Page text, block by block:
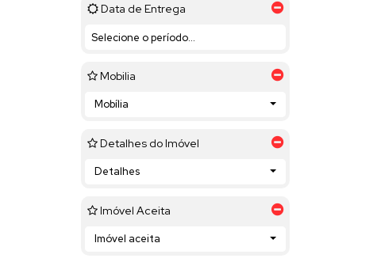
Data de Entrega
Mobilia
Mobília
Detalhes do Imóvel
Detalhes
Imóvel Aceita
Imóvel aceita